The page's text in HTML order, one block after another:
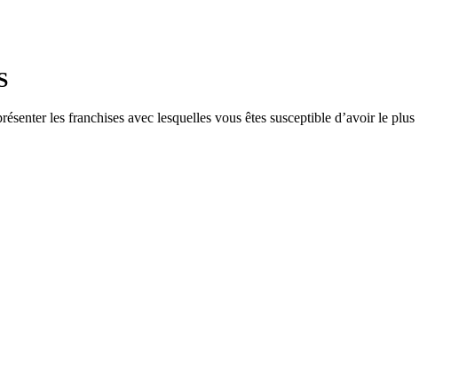
les franchises avec lesquelles vous êtes susceptible d’avoir le plus